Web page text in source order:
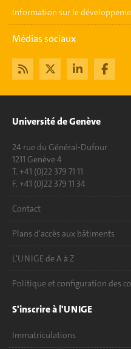
Information sur le
Médias sociaux
Université de Genève
24 rue du Général-Dufour
1211 Genève 4
T. +41 (0)22 379 71 11
F. +41 (0)22 379 11 34
Contact
Plans d'accès aux bâtiments
L'UNIGE de A à Z
Politique et configuration des
S'inscrire à l'UNIGE
Immatriculations